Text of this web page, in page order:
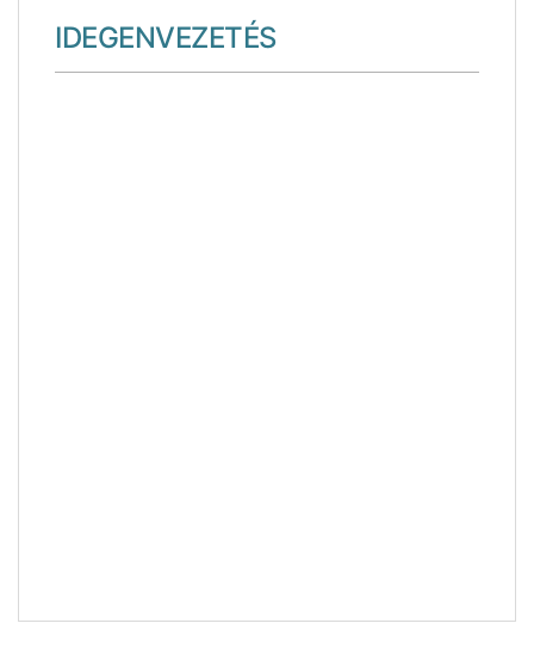
IDEGENVEZETÉS